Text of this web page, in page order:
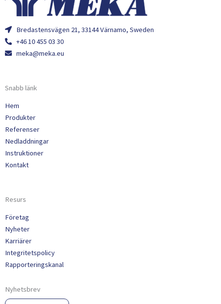
Bredastensvägen 21, 33144 Värnamo, Sweden
+46 10 455 03 30
meka@meka.eu
Snabb länk
Hem
Produkter
Referenser
Nedladdningar
Instruktioner
Kontakt
Resurs
Företag
Nyheter
Karriärer
Integritetspolicy
Rapporteringskanal
Nyhetsbrev